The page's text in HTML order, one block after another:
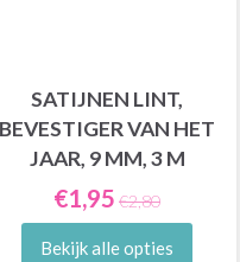
SATIJNEN LINT,
BEVESTIGER VAN HET
JAAR, 9 MM, 3 M
€1,95 €2,80
Bekijk alle opties